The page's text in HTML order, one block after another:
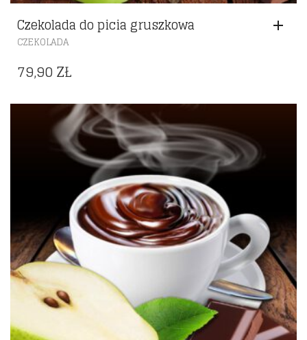
Czekolada do picia gruszkowa
CZEKOLADA
79,90ZŁ